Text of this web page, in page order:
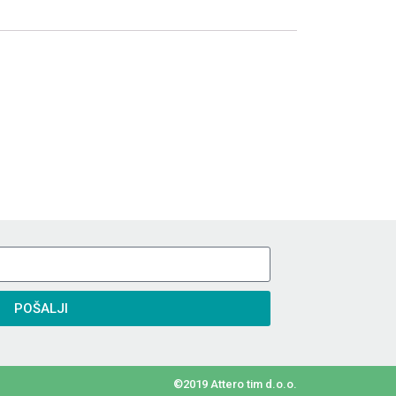
POŠALJI
©2019 Attero tim d.o.o.